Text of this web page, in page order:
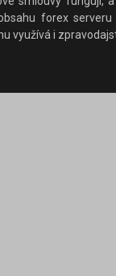
forex
využívá i